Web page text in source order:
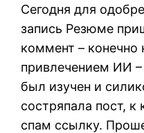
Сегодня для
запись Резюме
коммент – конечно
привлечением ИИ –
был изучен и
состряпала пост,
спам ссылку.